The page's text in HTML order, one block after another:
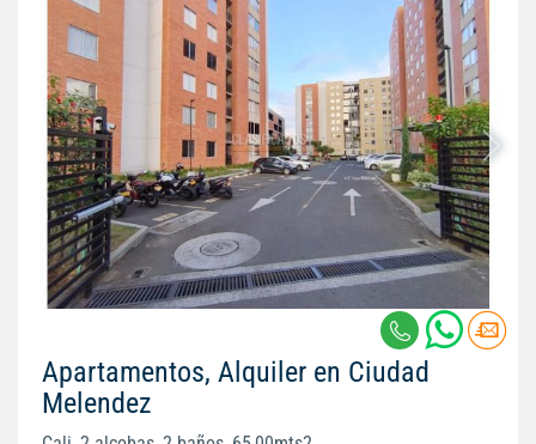
Apartamentos, Alquiler en Ciudad
Melendez